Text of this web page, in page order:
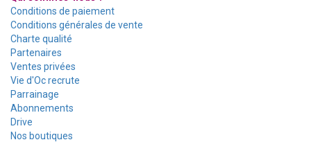
Conditions de paiement
Conditions générales de vente
Charte qualité
Partenaires
Ventes privées
Vie d'Oc recrute
Parrainage
Abonnements
Drive
Nos boutiques